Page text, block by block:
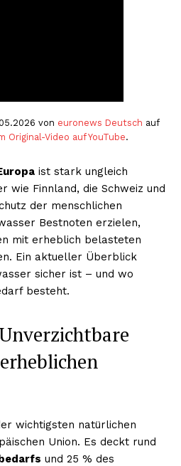
von euronews Deutsch auf
Original-Video auf YouTube.
ist stark ungleich
wie Finnland, die Schweiz und
der menschlichen
Bestnoten erzielen,
mit erheblich belasteten
Ein aktueller Überblick
sicher ist – und wo
besteht.
wichtigsten natürlichen
Union. Es deckt rund
und 25 % des